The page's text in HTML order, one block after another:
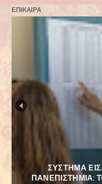
ΕΠΙΚΑΙΡΑ
Η Χρύσα
Δεν Θα